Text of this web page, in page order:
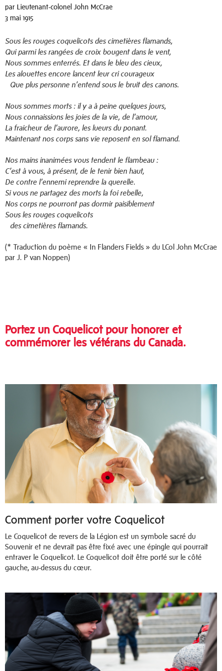
par Lieutenant-colonel John McCrae
3 mai 1915
Sous les rouges coquelicots des cimetières flamands,
Qui parmi les rangées de croix bougent dans le vent,
Nous sommes enterrés. Et dans le bleu des cieux,
Les alouettes encore lancent leur cri courageux
Que plus personne n’entend sous le bruit des canons.
Nous sommes morts : il y a à peine quelques jours,
Nous connaissions les joies de la vie, de l’amour,
La fraicheur de l’aurore, les lueurs du ponant.
Maintenant nos corps sans vie reposent en sol flamand.
Nos mains inanimées vous tendent le flambeau :
C’est à vous, à présent, de le tenir bien haut,
De contre l’ennemi reprendre la querelle.
Si vous ne partagez des morts la foi rebelle,
Nos corps ne pourront pas dormir paisiblement
Sous les rouges coquelicots
des cimetières flamands.
(* Traduction du poème « In Flanders Fields » du LCol John McCrae
par J. P van Noppen)
Portez un Coquelicot pour honorer et
commémorer les vétérans du Canada.
Comment porter votre Coquelicot
Le Coquelicot de revers de la Légion est un symbole sacré du
Souvenir et ne devrait pas être fixé avec une épingle qui pourrait
entraver le Coquelicot. Le Coquelicot doit être porté sur le côté
gauche, au-dessus du cœur.